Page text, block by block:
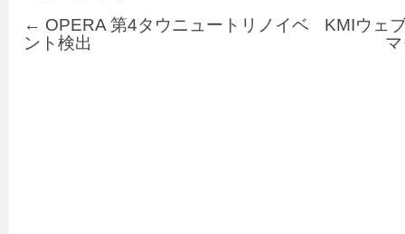
← OPERA 第4タウニュートリノイベ
ント検出
KMIウェ